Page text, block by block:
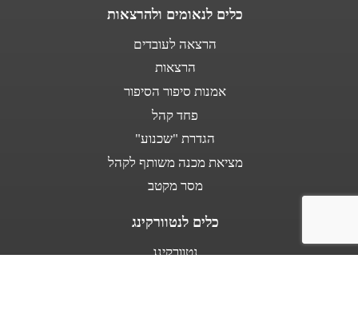
כלים לנאומים ולהרצאות
הרצאה לעובדים
הרצאות
אמנות סיפור הסיפור
פחד קהל
הגדרת "שכנוע"
מציאת מכנה משותף לקהל
מסר מקטב
כלים לנטוורקינג
נטוורקינג